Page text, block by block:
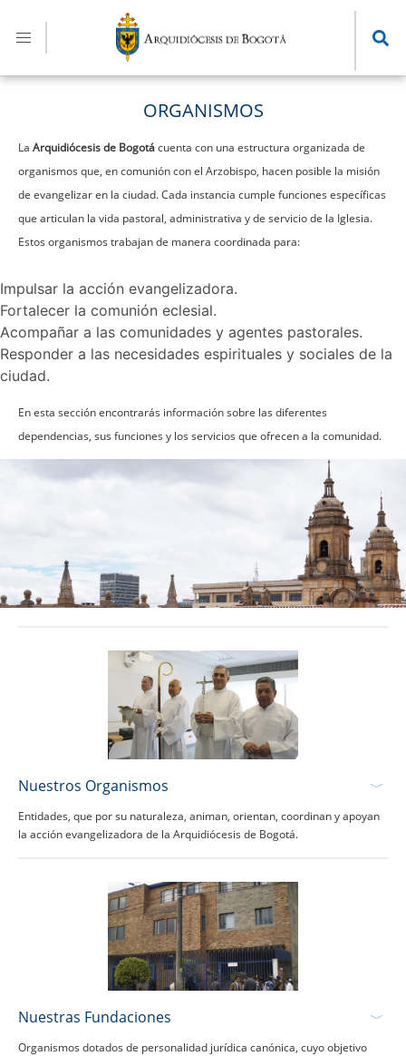
contenido
principal
ORGANISMOS
La Arquidiócesis de Bogotácuenta con una estructura organizada de
organismos que, en comunión con el Arzobispo, hacen posible la misión
de evangelizar en la ciudad. Cada instancia cumple funciones específicas
que articulan la vida pastoral, administrativa y de servicio de la Iglesia.
Estos organismos trabajan de manera coordinada para:
Impulsar la acción evangelizadora.
Fortalecer la comunión eclesial.
Acompañar a las comunidades y agentes pastorales.
Responder a las necesidades espirituales y sociales de la
ciudad.
En esta sección encontrarás información sobre las diferentes
dependencias, sus funciones y los servicios que ofrecen a la comunidad.
Nuestros Organismos
Entidades, que por su naturaleza, animan, orientan, coordinan y apoyan
la acción evangelizadora de la Arquidiócesis de Bogotá.
Nuestras Fundaciones
Organismos dotados de personalidad jurídica canónica, cuyo objetivo